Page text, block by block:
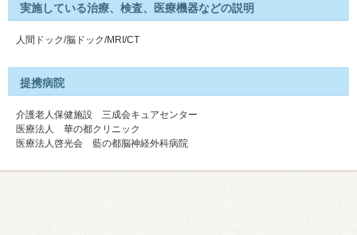
実施している治療、検査、医療機器などの説明
人間ドック/脳ドック/MRI/CT
提携病院
介護老人保健施設 三成会キュアセンター
医療法人 華の都クリニック
医療法人啓光会 藍の都脳神経外科病院